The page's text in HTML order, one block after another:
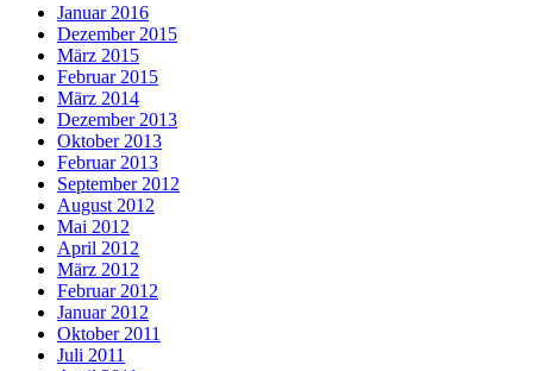
Januar 2016
Dezember 2015
März 2015
Februar 2015
März 2014
Dezember 2013
Oktober 2013
Februar 2013
September 2012
August 2012
Mai 2012
April 2012
März 2012
Februar 2012
Januar 2012
Oktober 2011
Juli 2011